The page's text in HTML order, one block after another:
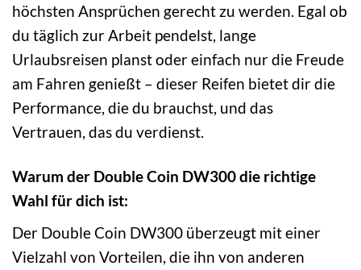
höchsten Ansprüchen gerecht zu werden. Egal ob
du täglich zur Arbeit pendelst, lange
Urlaubsreisen planst oder einfach nur die Freude
am Fahren genießt – dieser Reifen bietet dir die
Performance, die du brauchst, und das
Vertrauen, das du verdienst.
Warum der Double Coin DW300 die richtige
Wahl für dich ist:
Der Double Coin DW300 überzeugt mit einer
Vielzahl von Vorteilen, die ihn von anderen